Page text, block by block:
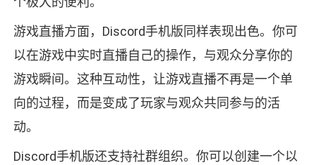
游戏直播方面，Discord手机版同样表现出色。你可
以在游戏中实时直播自己的操作，与观众分享你的
游戏瞬间。这种互动性，让游戏直播不再是一个单
向的过程，而是变成了玩家与观众共同参与的活
动。
Discord手机版还支持社群组织。你可以创建一个以